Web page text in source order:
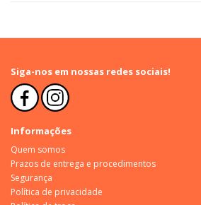
Siga-nos em nossas redes sociais!
Informações
Quem somos
Prazos de entrega e procedimentos
Segurança
Política de privacidade